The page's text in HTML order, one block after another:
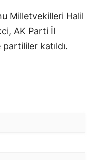
Milletvekilleri Halil
AK Parti İl
katıldı.